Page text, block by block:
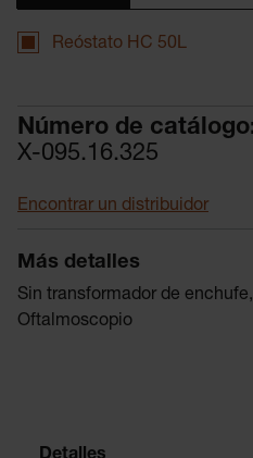
Reóstato HC 50L
Número de
X-095.16.325
Encontrar un distribuidor
Más detalles
Sin transformador de
Oftalmoscopio